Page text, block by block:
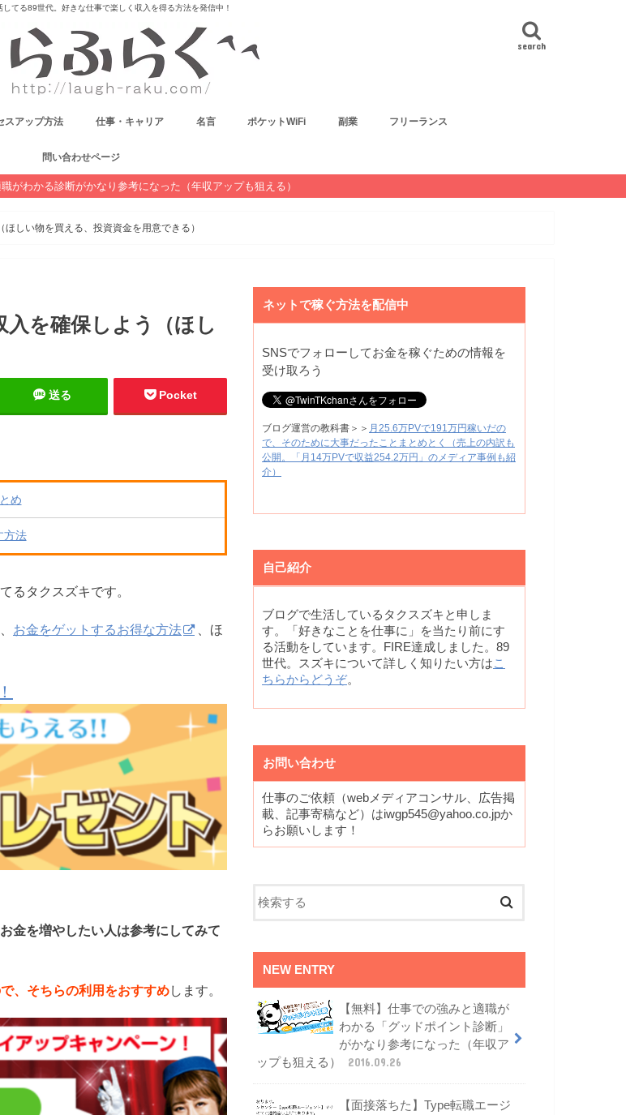
してる89世代。好きな仕事で楽しく収入を得る方法を発信中！
search
スアップ方法 仕事・キャリア 名言 ポケットWiFi 副業 フリーランス
問い合わせページ
がわかる診断がかなり参考になった（年収アップも狙える）
しい物を買える、投資資金を用意できる）
を確保しよう（ほし
送る Pocket
め
方法
るタクスズキです。
お金をゲットするお得な方法
、ほ
金を増やしたい人は参考にしてみて
、そちらの利用をおすすめします。
ネットで稼ぐ方法を配信中
SNSでフォローしてお金を稼ぐための情報を
受け取ろう
ブログ運営の教科書＞＞ 月25.6万PVで191万円稼いだの
で、そのために大事だったことまとめとく（売上の内訳も
公開。「月14万PVで収益254.2万円」のメディア事例も紹
介）
自己紹介
ブログで生活しているタクスズキと申しま
す。「好きなことを仕事に」を当たり前にす
る活動をしています。FIRE達成しました。89
世代。スズキについて詳しく知りたい方はこ
ちらからどうぞ。
お問い合わせ
仕事のご依頼（webメディアコンサル、広告掲
載、記事寄稿など）はiwgp545@yahoo.co.jpか
らお願いします！
NEW ENTRY
【無料】仕事での強みと適職が
わかる「グッドポイント診断」
がかなり参考になった（年収ア
ップも狙える）
2016.09.26
【面接落ちた】Type転職エージ